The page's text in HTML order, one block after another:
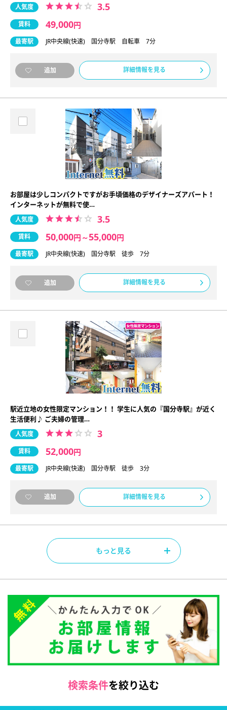
人気度 3.5
賃料 49,000円
最寄駅 JR中央線(快速) 国分寺駅 自転車 7分
追加 詳細情報を見る
お部屋は少しコンパクトですがお手頃価格のデザイナーズアパート！
インターネットが無料で使…
人気度 3.5
賃料 50,000円 ～55,000円
最寄駅 JR中央線(快速) 国分寺駅 徒歩 7分
追加 詳細情報を見る
駅近立地の女性限定マンション！！ 学生に人気の『国分寺駅』が近く
生活便利♪ ご夫婦の管理…
人気度 3
賃料 52,000円
最寄駅 JR中央線(快速) 国分寺駅 徒歩 3分
追加 詳細情報を見る
もっと見る
検索条件を絞り込む